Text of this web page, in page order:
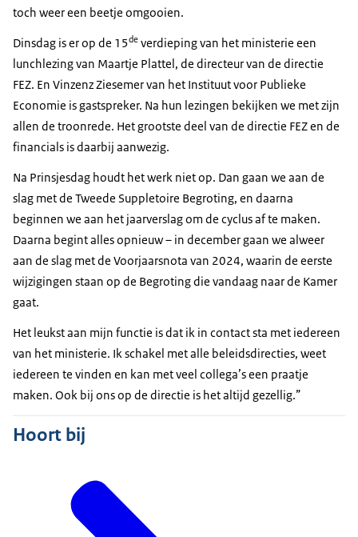
toch weer een beetje omgooien.
Dinsdag is er op de 15de verdieping van het ministerie een
lunchlezing van Maartje Plattel, de directeur van de directie
FEZ. En Vinzenz Ziesemer van het Instituut voor Publieke
Economie is gastspreker. Na hun lezingen bekijken we met zijn
allen de troonrede. Het grootste deel van de directie FEZ en de
financials is daarbij aanwezig.
Na Prinsjesdag houdt het werk niet op. Dan gaan we aan de
slag met de Tweede Suppletoire Begroting, en daarna
beginnen we aan het jaarverslag om de cyclus af te maken.
Daarna begint alles opnieuw – in december gaan we alweer
aan de slag met de Voorjaarsnota van 2024, waarin de eerste
wijzigingen staan op de Begroting die vandaag naar de Kamer
gaat.
Het leukst aan mijn functie is dat ik in contact sta met iedereen
van het ministerie. Ik schakel met alle beleidsdirecties, weet
iedereen te vinden en kan met veel collega’s een praatje
maken. Ook bij ons op de directie is het altijd gezellig.”
Hoort bij